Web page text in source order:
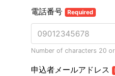
電話番号 Required
Number of characters 20
申込者メールアドレス